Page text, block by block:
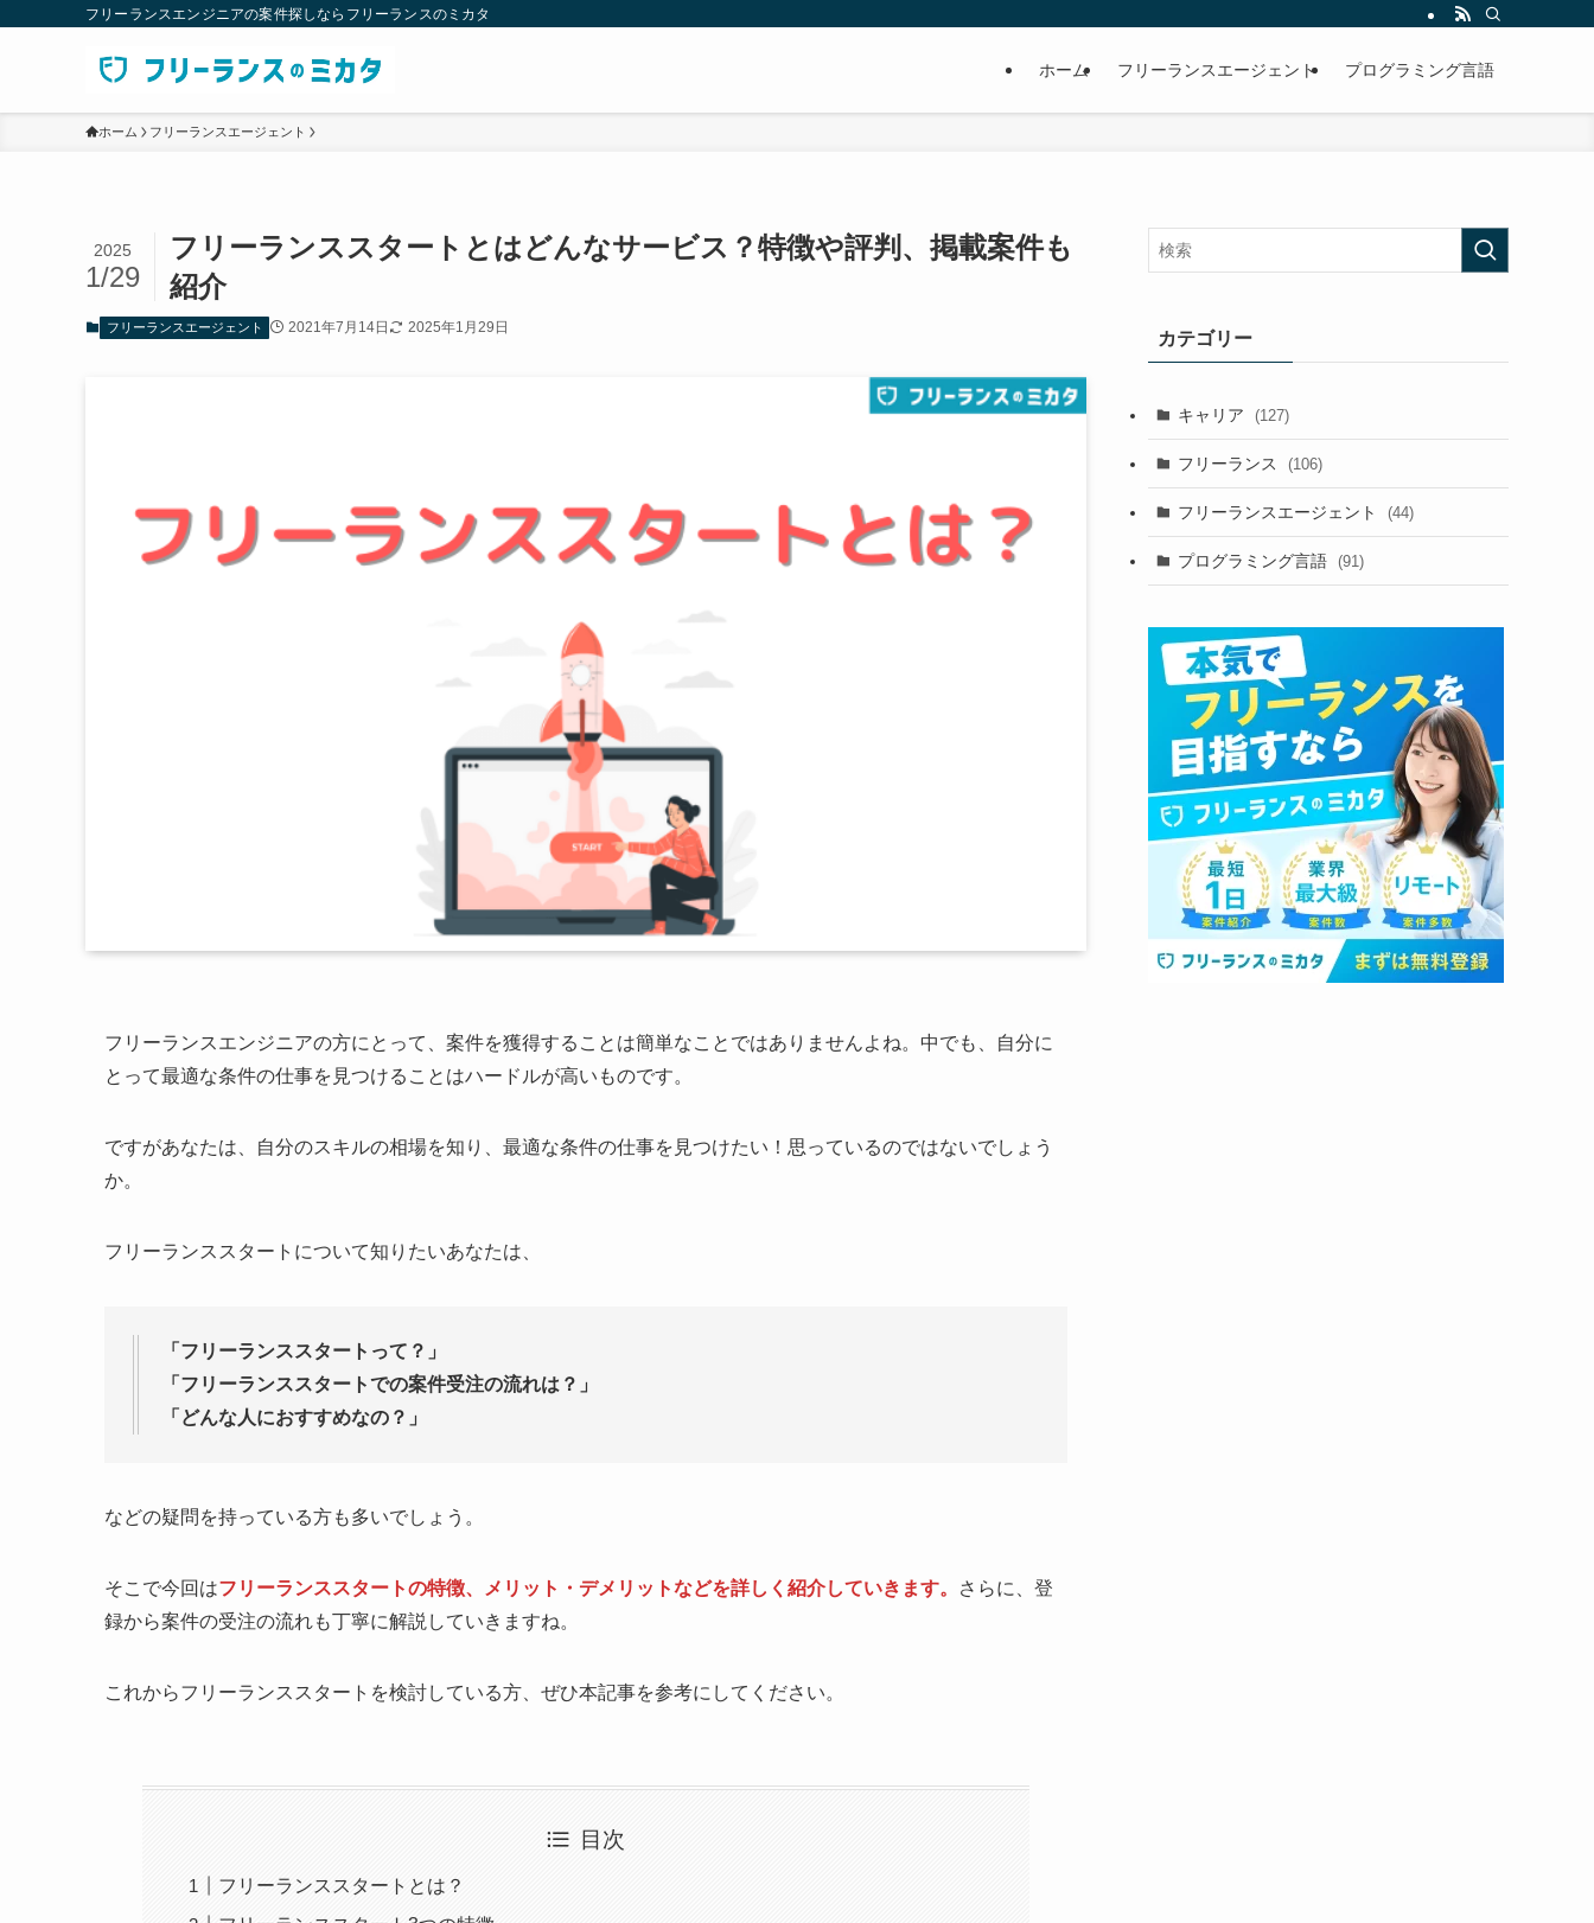
フリーランスエンジニアの案件探しならフリーランスのミカタ
ホーム フリーランスエージェント プログラミング言語
ホーム フリーランスエージェント
フリーランススタートとはどんなサービス？特徴や評判、掲載案件も
紹介
2025
1/29
フリーランスエージェント 2021年7月14日 2025年1月29日
フリーランスエンジニアの方にとって、案件を獲得することは簡単なことではありませんよね。中でも、自分に
とって最適な条件の仕事を見つけることはハードルが高いものです。
ですがあなたは、自分のスキルの相場を知り、最適な条件の仕事を見つけたい！思っているのではないでしょう
か。
フリーランススタートについて知りたいあなたは、
「フリーランススタートって？」
「フリーランススタートでの案件受注の流れは？」
「どんな人におすすめなの？」
などの疑問を持っている方も多いでしょう。
そこで今回はフリーランススタートの特徴、メリット・デメリットなどを詳しく紹介していきます。
さらに、登
録から案件の受注の流れも丁寧に解説していきますね。
これからフリーランススタートを検討している方、ぜひ本記事を参考にしてください。
目次
フリーランススタートとは？
カテゴリー
キャリア (127)
フリーランス (106)
フリーランスエージェント (44)
プログラミング言語 (91)